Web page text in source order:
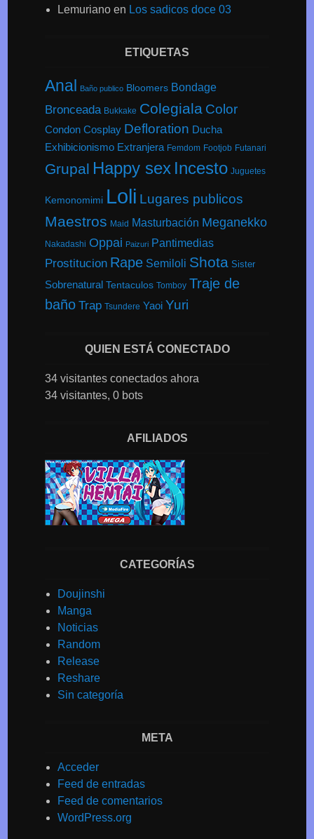
Lemuriano en Los sadicos doce 03
ETIQUETAS
Anal Baño publico Bloomers Bondage
Bronceada Bukkake Colegiala Color
Condon Cosplay Defloration Ducha
Exhibicionismo Extranjera Femdom Footjob Futanari
Grupal Happy sex Incesto Juguetes
Kemonomimi Loli Lugares publicos
Maestros Maid Masturbación Meganekko
Nakadashi Oppai Paizuri Pantimedias
Prostitucion Rape Semiloli Shota Sister
Sobrenatural Tentaculos Tomboy Traje de
baño Trap Tsundere Yaoi Yuri
QUIEN ESTÁ CONECTADO
34 visitantes conectados ahora
34 visitantes, 0 bots
AFILIADOS
CATEGORÍAS
Doujinshi
Manga
Noticias
Random
Release
Reshare
Sin categoría
META
Acceder
Feed de entradas
Feed de comentarios
WordPress.org